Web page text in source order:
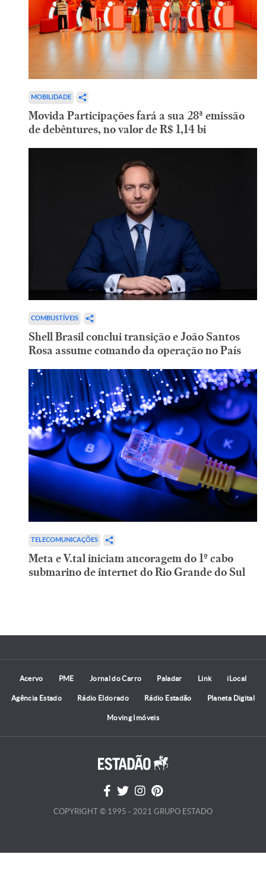
MOBILIDADE
Movida Participações fará a sua 28ª emissão
de debêntures, no valor de R$ 1,14 bi
COMBUSTÍVEIS
Shell Brasil conclui transição e João Santos
Rosa assume comando da operação no País
TELECOMUNICAÇÕES
Meta e V.tal iniciam ancoragem do 1º cabo
submarino de internet do Rio Grande do Sul
Acervo PME Jornal do Carro Paladar Link iLocal
Agência Estado Rádio Eldorado Rádio Estadão Planeta Digital
Moving Imóveis
COPYRIGHT © 1995 - 2021 GRUPO ESTADO